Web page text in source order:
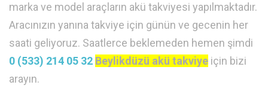
marka ve model araçların akü takviyesi yapılmaktadır.
Aracınızın yanına takviye için günün ve gecenin her
saati geliyoruz. Saatlerce beklemeden hemen şimdi
0 (533) 214 05 32 Beylikdüzü akü takviye için bizi
arayın.